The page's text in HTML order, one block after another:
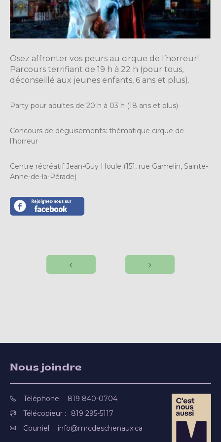
Osez affronter vos peurs au cirque de l’horreur!
Parcours terrifiant de 19 h à 22 h (pour tous,
déconseillé aux jeunes enfants, 6 ans et plus).
Party pour adultes de 20 h à 03 h (18 ans et plus)
Concours de déguisements: thématique cirque de
l’horreur
Centre récréatif Jean-Guy Houle (151, rue Gamelin, Sainte-
Anne-de-la-Pérade)
Nous joindre
Téléphone :
819 840-0704
Télécopieur :
819 295-5117
Courriel :
info@mrcdeschenaux.ca